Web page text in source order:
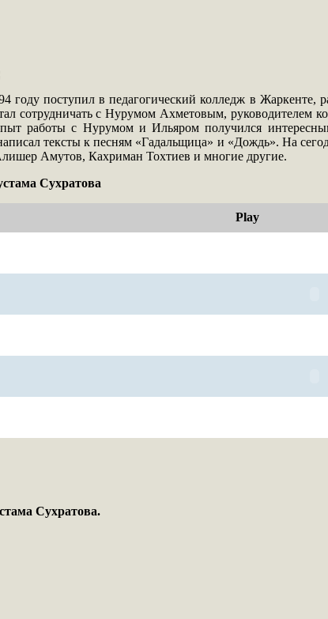
поступил в педагогический колледж в Жаркенте,
сотрудничать с Нурумом Ахметовым, руководителем
работы с Нурумом и Ильяром получился
тексты к песням «Гадальщица» и «Дождь». На
Амутов, Кахриман Тохтиев и многие другие.
Сухратова
Play
Сухратова.